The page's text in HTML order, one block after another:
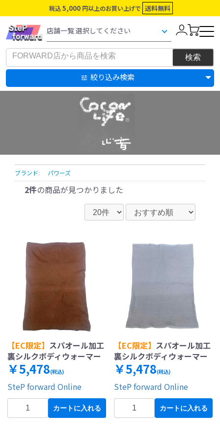
税込 5,000 円以上のお買い上げで 送料無料
絞り込み検索
ブランド: パワーズ
2件の商品が見つかりました
【EC限定】 スパオール加工
裏シルクボディウォーマー
￥5,478(税込)
SteP forward Online
カートに入れる
【EC限定】 スパオール加工
裏シルクボディウォーマー
￥5,478(税込)
SteP forward Online
カートに入れる